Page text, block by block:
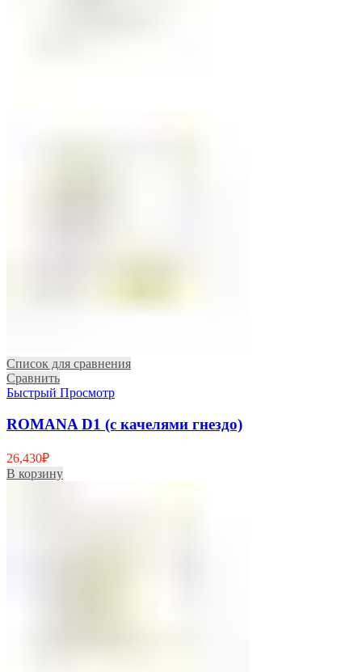
Список для сравнения
Сравнить
Быстрый Просмотр
ROMANA D1 (с качелями гнездо)
26,430₽
В корзину